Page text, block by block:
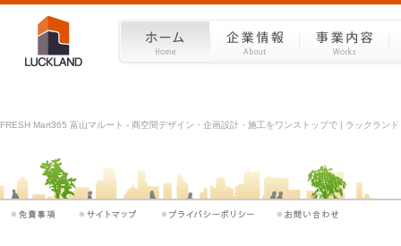
FRESH Mart365 富山マルート - 商空間デザイン・企画設計・施工をワンストップで | ラックラン